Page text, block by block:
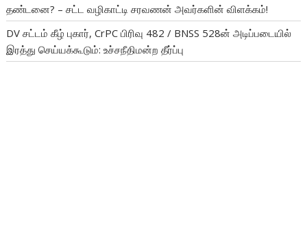
தண்டனை? – சட்ட வழிகாட்டி சரவணன் அவர்களின் விளக்கம்!
DV சட்டம் கீழ் புகார், CrPC பிரிவு 482 / BNSS 528ன் அடிப்படையில்
இரத்து செய்யக்கூடும்: உச்சநீதிமன்ற தீர்ப்பு